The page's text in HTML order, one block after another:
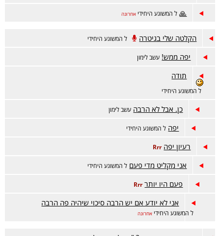
🙏 ל המשוגע היחידי אחרונה
הקלטה שלי בגיטרה ל המשוגע היחידי
יפה ממש! עשב לימון
תודה
ל המשוגע היחידי
כן. אבל לא הרבה עשב לימון
יפה ל המשוגע היחידי
רעיון יפה Rrr
אני מקליט מדי פעם ל המשוגע היחידי
פעם היו יותר Rrr
אני לא יודע אם יש הרבה סיכוי שיהיה פה הרבה
ל המשוגע היחידי אחרונה